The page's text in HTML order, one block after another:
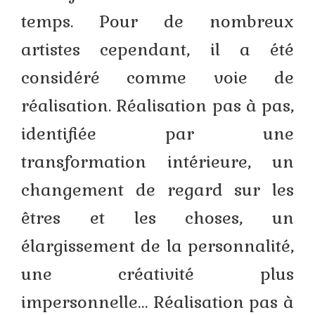
Stage plein air
Boutique
Commande de portraits
Commande de fresques
Commande d’icônes
temps. Pour de nombreux
artistes cependant, il a été
considéré comme voie de
réalisation. Réalisation pas à pas,
identifiée par une
transformation intérieure, un
changement de regard sur les
êtres et les choses, un
élargissement de la personnalité,
une créativité plus
impersonnelle… Réalisation pas à